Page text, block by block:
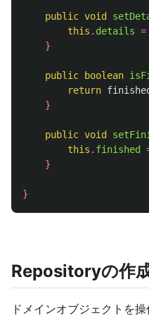
public void
this . details =
}
public boolean
return
}
public void
this . finished
}
}
Repositoryの作
ドメインオブジェクトを